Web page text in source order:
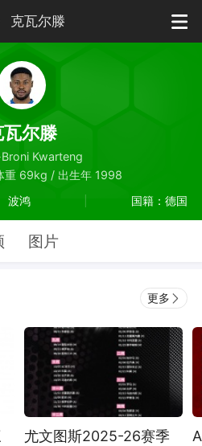
克瓦尔滕
瓦尔滕
Kwarteng
重 69kg / 出生年 1998
波鸿 国籍：德国
图片
更多
尤文图斯2025-26赛季